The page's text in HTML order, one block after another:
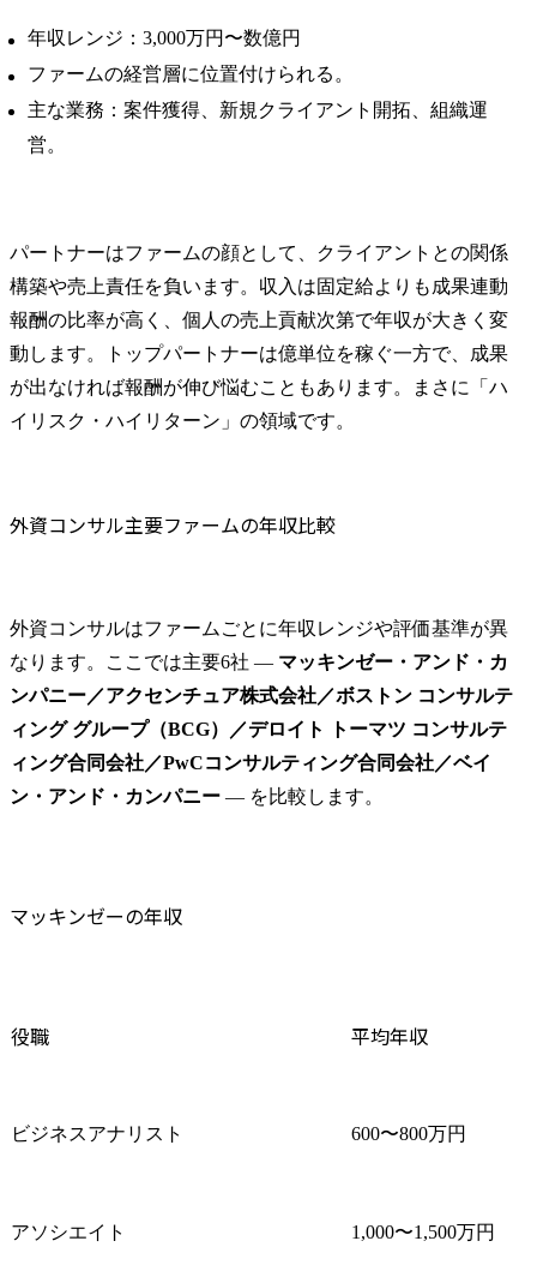
年収レンジ：3,000万円〜数億円
ファームの経営層に位置付けられる。
主な業務：案件獲得、新規クライアント開拓、組織運
営。
パートナーはファームの顔として、クライアントとの関係
構築や売上責任を負います。収入は固定給よりも成果連動
報酬の比率が高く、個人の売上貢献次第で年収が大きく変
動します。トップパートナーは億単位を稼ぐ一方で、成果
が出なければ報酬が伸び悩むこともあります。まさに「ハ
イリスク・ハイリターン」の領域です。
外資コンサル主要ファームの年収比較
外資コンサルはファームごとに年収レンジや評価基準が異
なります。ここでは主要6社 ― マッキンゼー・アンド・カ
ンパニー／アクセンチュア株式会社／ボストン コンサルテ
ィング グループ（BCG）／デロイト トーマツ コンサルテ
ィング合同会社／PwCコンサルティング合同会社／ベイ
ン・アンド・カンパニー ― を比較します。
マッキンゼーの年収
役職 平均年収
ビジネスアナリスト 600〜800万円
アソシエイト 1,000〜1,500万円